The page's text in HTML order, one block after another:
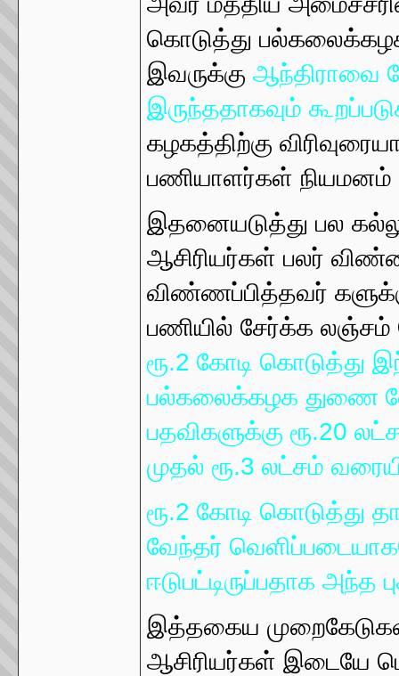
கொடுத்து
இவருக்கு ஆந்திராவை
இருந்ததாகவும்
கழகத்திற்கு
பணியாளர்கள் நியமனம்
இதனையடுத்து பல
ஆசிரியர்கள் பலர்
விண்ணப்பித்தவர்
பணியில் சேர்க்க லஞ்சம்
ரூ.2 கோடி கொடுத்து
பல்கலைக்கழக துணை
பதவிகளுக்கு ரூ.20
முதல் ரூ.3 லட்சம்
ரூ.2 கோடி கொடுத்து
வேந்தர்
ஈடுபட்டிருப்பதாக அந்த
இத்தகைய
ஆசிரியர்கள் இடையே